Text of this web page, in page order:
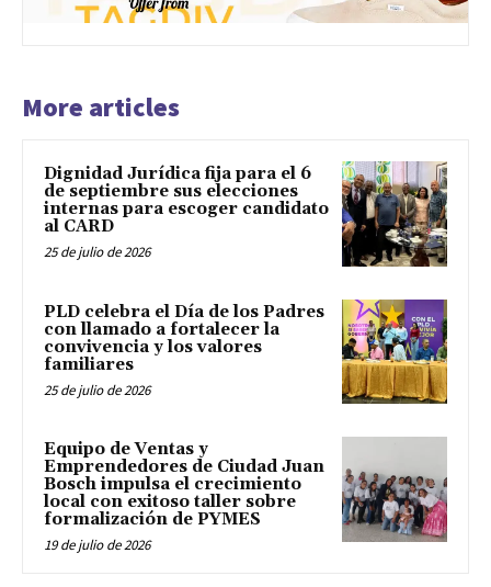
More articles
Dignidad Jurídica fija para el 6
de septiembre sus elecciones
internas para escoger candidato
al CARD
25 de julio de 2026
PLD celebra el Día de los Padres
con llamado a fortalecer la
convivencia y los valores
familiares
25 de julio de 2026
Equipo de Ventas y
Emprendedores de Ciudad Juan
Bosch impulsa el crecimiento
local con exitoso taller sobre
formalización de PYMES
19 de julio de 2026